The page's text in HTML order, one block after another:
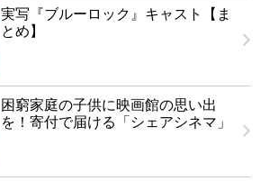
実写『ブルーロック』キャスト【ま
とめ】
困窮家庭の子供に映画館の思い出
を！寄付で届ける「シェアシネマ」